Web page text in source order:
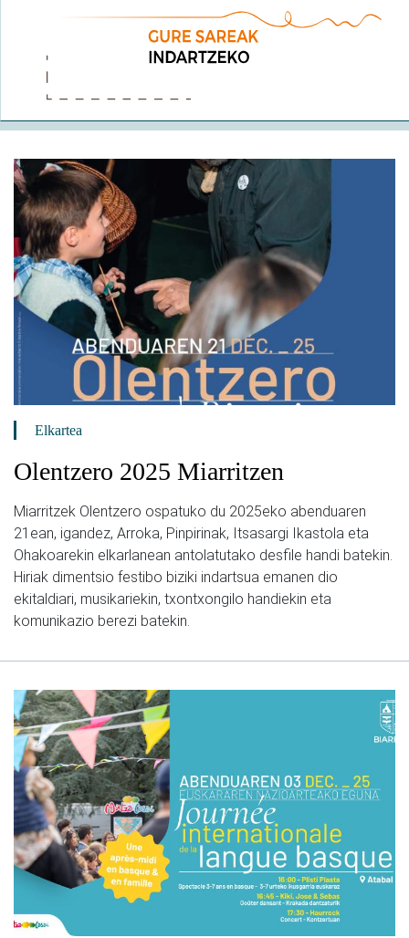
Elkartea
Olentzero 2025 Miarritzen
Miarritzek Olentzero ospatuko du 2025eko abenduaren
21ean, igandez, Arroka, Pinpirinak, Itsasargi Ikastola eta
Ohakoarekin elkarlanean antolatutako desfile handi batekin.
Hiriak dimentsio festibo biziki indartsua emanen dio
ekitaldiari, musikariekin, txontxongilo handiekin eta
komunikazio berezi batekin.